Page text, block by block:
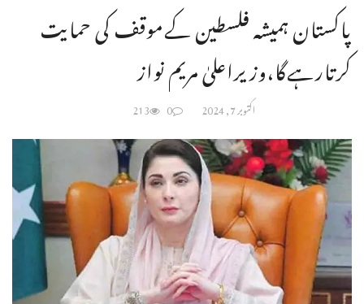
پاکستان ہمیشہ فلسطین کےموقف کی حمایت
کرتارہےگا،وزیراعلیٰ مریم نواز
اکتوبر 7, 2024 0
213